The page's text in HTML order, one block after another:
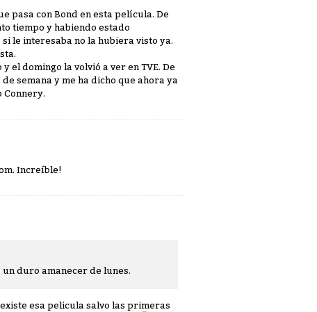
pasa con Bond en esta película. De
tiempo y habiendo estado
le interesaba no la hubiera visto ya.
el domingo la volvió a ver en TVE. De
semana y me ha dicho que ahora ya
Connery.
Increíble!
un duro amanecer de lunes.
esa pelicula salvo las primeras